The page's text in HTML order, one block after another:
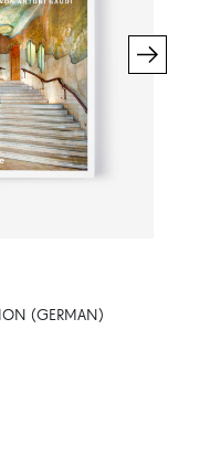
(GERMAN)